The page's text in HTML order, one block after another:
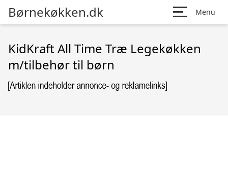
Børnekøkken.dk Menu
KidKraft All Time Træ Legekøkken
m/tilbehør til børn